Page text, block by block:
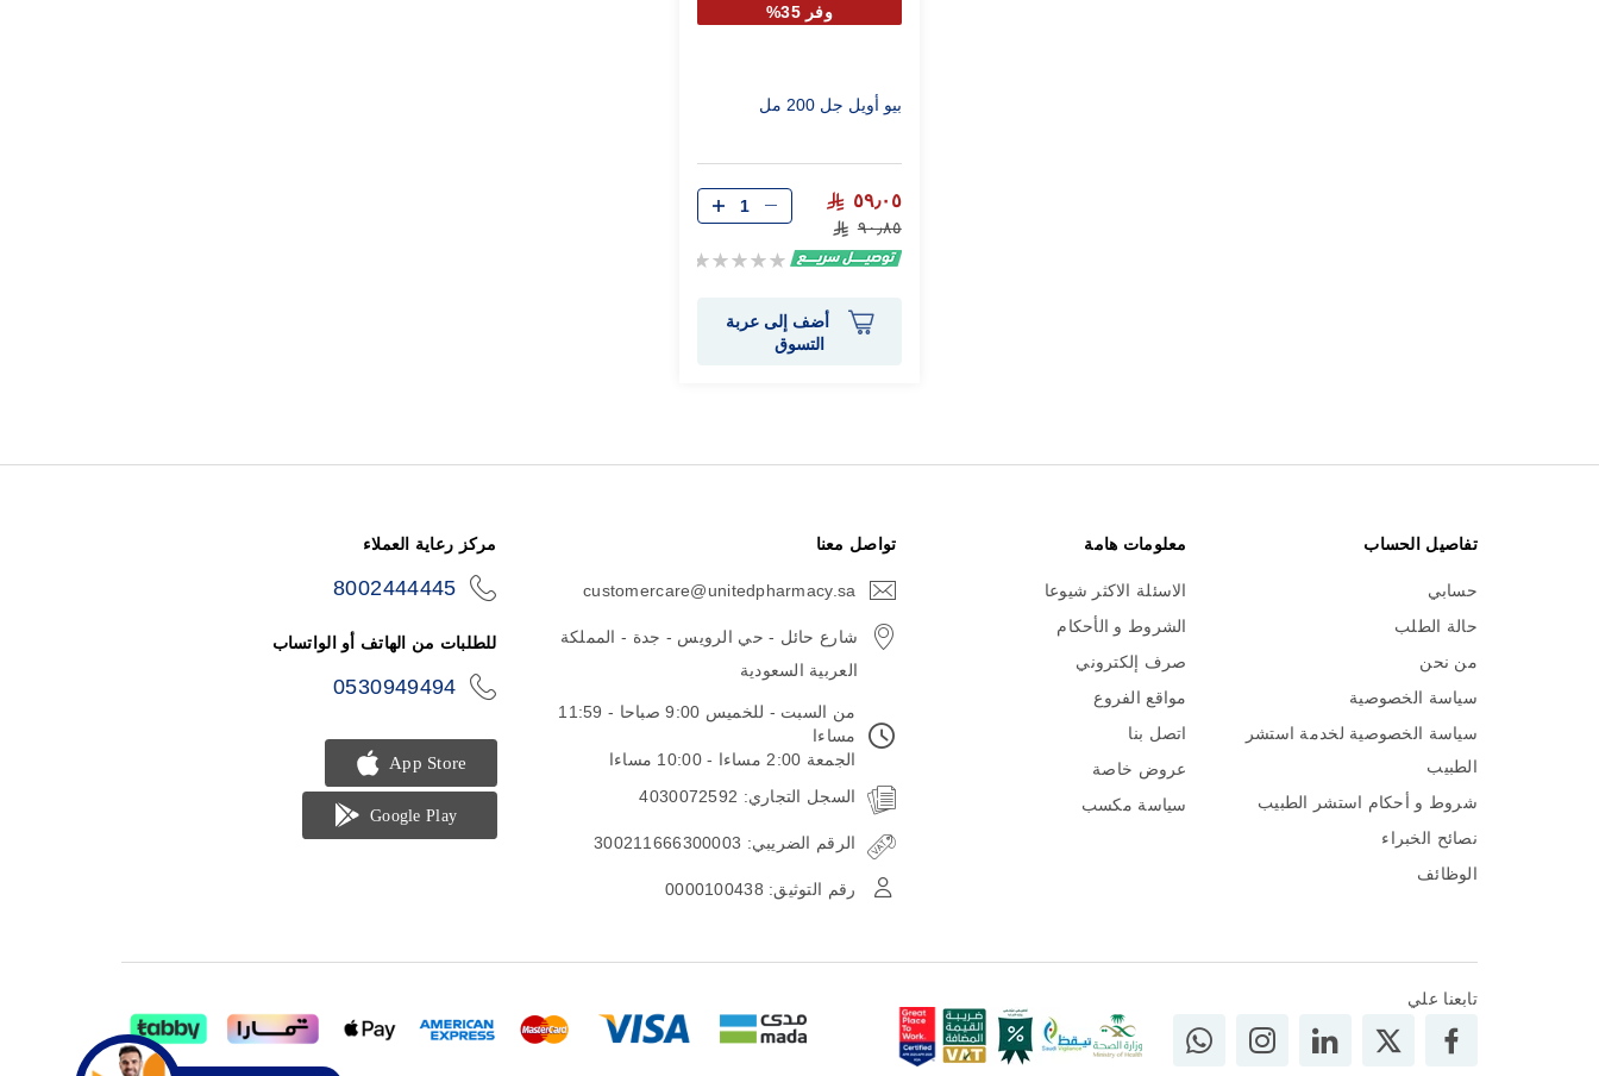
وفر 35%
بيو أويل جل 200 مل
٥٩٫٠٥
٩٠٫٨٥
Rating:
أضف إلى عربة
التسوق
تفاصيل الحساب
حسابي
حالة الطلب
من نحن
سياسة الخصوصية
سياسة الخصوصية لخدمة استشر
الطبيب
شروط و أحكام استشر الطبيب
نصائح الخبراء
الوظائف
معلومات هامة
الاسئلة الاكثر شيوعا
الشروط و الأحكام
صرف إلكتروني
مواقع الفروع
اتصل بنا
عروض خاصة
سياسة مكسب
تواصل معنا
customercare@unitedpharmacy.sa
شارع حائل - حي الرويس - جدة - المملكة
العربية السعودية
من السبت - للخميس 9:00 صباحا - 11:59
مساءا
الجمعة 2:00 مساءا - 10:00 مساءا
السجل التجاري: 4030072592
الرقم الضريبي: 300211666300003
رقم التوثيق: 0000100438
مركز رعاية العملاء
8002444445
للطلبات من الهاتف أو الواتساب
0530949494
تابعنا علي